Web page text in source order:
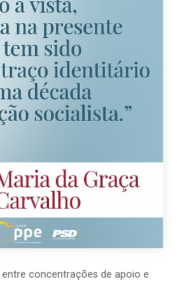
concentrações de apoio e